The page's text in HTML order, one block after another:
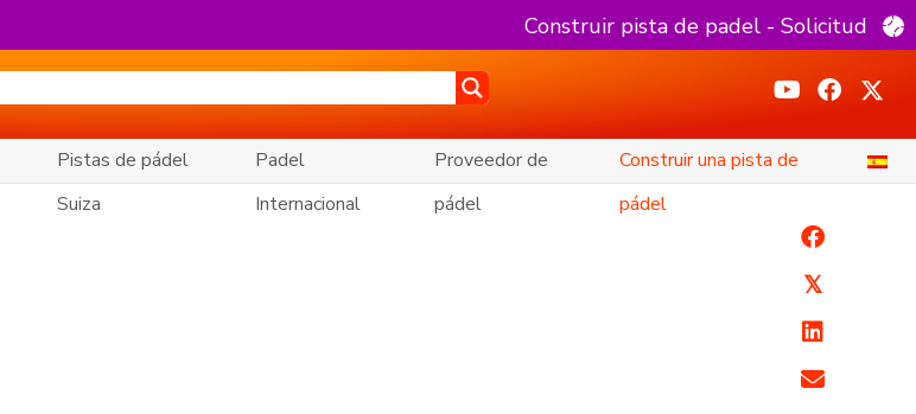
Construir pista de padel - Solicitud
Pistas de pádel
Suiza
Padel
Internacional
Proveedor de
pádel
Construir una pista de
pádel
𝕏